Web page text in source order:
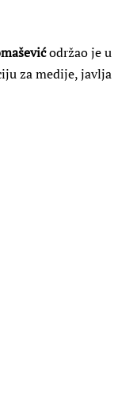
održao je u
za medije, javlja